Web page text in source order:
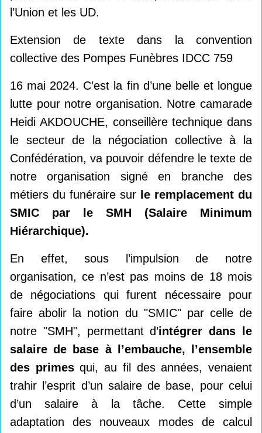
l’Union et les UD.
Extension de texte dans la convention
collective des Pompes Funèbres IDCC 759
16 mai 2024. C’est la fin d’une belle et longue
lutte pour notre organisation. Notre camarade
Heidi AKDOUCHE, conseillère technique dans
le secteur de la négociation collective à la
Confédération, va pouvoir défendre le texte de
notre organisation signé en branche des
métiers du funéraire sur le remplacement du
SMIC par le SMH (Salaire Minimum
Hiérarchique).
En effet, sous l’impulsion de notre
organisation, ce n’est pas moins de 18 mois
de négociations qui furent nécessaire pour
faire abolir la notion du "SMIC" par celle de
notre "SMH", permettant d’intégrer dans le
salaire de base à l’embauche, l’ensemble
des primesqui, au fil des années, venaient
trahir l’esprit d’un salaire de base, pour celui
d’un salaire à la tâche. Cette simple
adaptation des nouveaux modes de calcul